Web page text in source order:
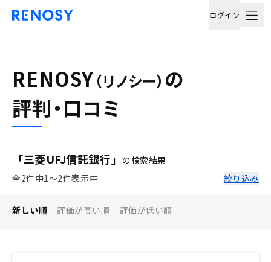
ログイン
RENOSY （リノシー） の
評判・口コミ
「三菱UFJ信託銀行」 の検索結果
全2件中1〜2件表示中
絞り込み
新しい順 評価が高い順 評価が低い順